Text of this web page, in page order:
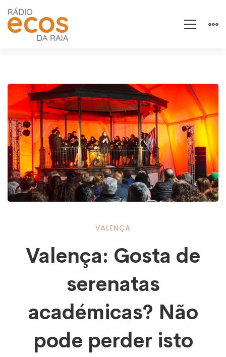
Valença:
Gosta
de
serenatas
VALENÇA
Valença: Gosta de
serenatas
académicas? Não
pode perder isto